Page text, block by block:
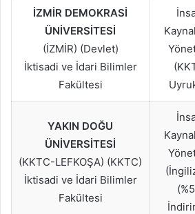
İZMİR DEMOKRASİ
ÜNİVERSİTESİ
(İZMİR) (Devlet)
İktisadi ve İdari Bilimler
Fakültesi
YAKIN DOĞU
ÜNİVERSİTESİ
(KKTC-LEFKOŞA) (KKTC)
İktisadi ve İdari Bilimler
Fakültesi